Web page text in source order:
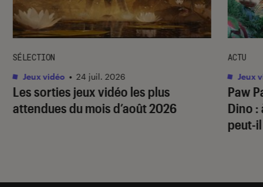
Les sorties jeux vidéo les plus
attendues du mois d’août 2026
SÉLECTION
Jeux vidéo • 24 juil. 2026
Paw
Dino :
peut-
ACTU
Jeux